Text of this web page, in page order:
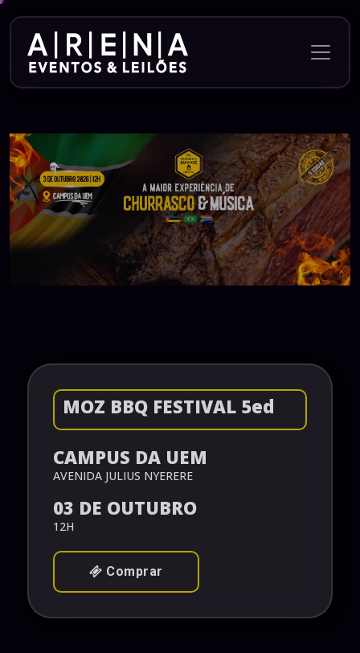
MOZ BBQ FESTIVAL 5ed
CAMPUS DA UEM
AVENIDA JULIUS NYERERE
03 DE OUTUBRO
12H
Comprar